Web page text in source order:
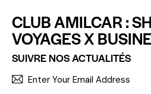
CLUB AMILCAR :
VOYAGES X
SUIVRE NOS ACTUALITÉS